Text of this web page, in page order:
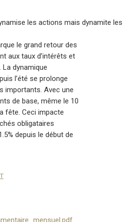
les actions mais dynamite les
le grand retour des
aux taux d’intérêts et
La dynamique
l’été se prolonge
importants. Avec une
de base, même le 10
fête. Ceci impacte
obligataires
depuis le début de